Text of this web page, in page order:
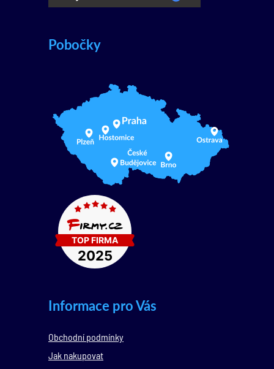
Pobočky
Informace pro Vás
Obchodní podmínky
Jak nakupovat